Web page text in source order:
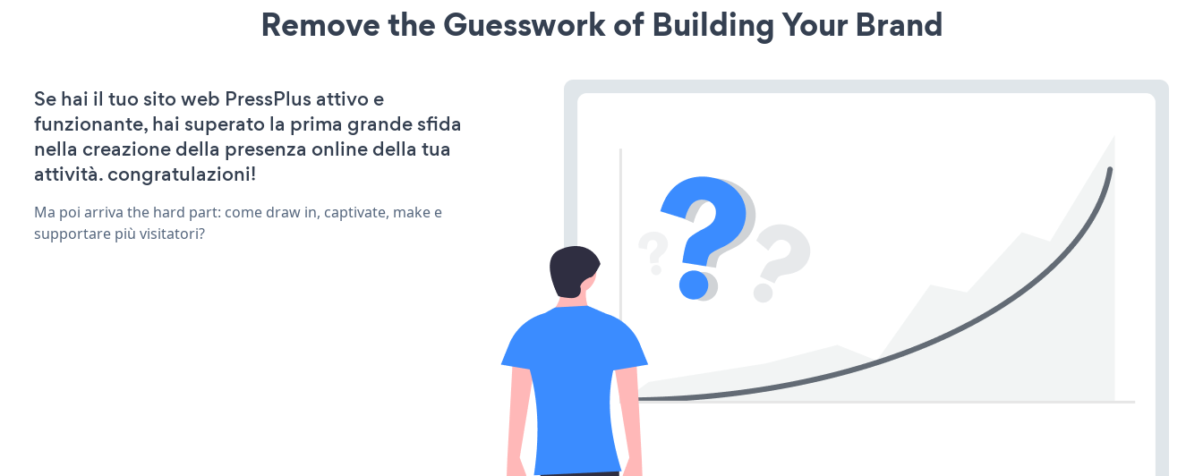
Remove the Guesswork of Building Your Brand
Se hai il tuo sito web PressPlus attivo e
funzionante, hai superato la prima grande sfida
nella creazione della presenza online della tua
attività. congratulazioni!
Ma poi arriva the hard part: come draw in, captivate, make e
supportare più visitatori?